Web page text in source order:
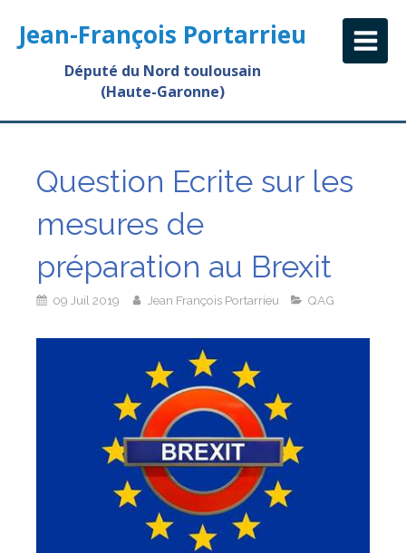
Jean-François Portarrieu
Député du Nord toulousain
(Haute-Garonne)
Question Ecrite sur les
mesures de
préparation au Brexit
09 Juil 2019 Jean François Portarrieu QAG